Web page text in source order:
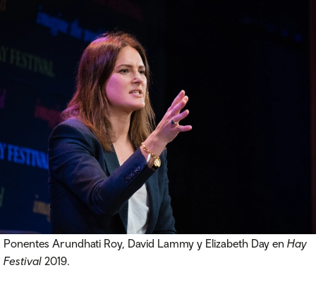
Ponentes Arundhati Roy, David Lammy y Elizabeth Day en Hay
Festival 2019.